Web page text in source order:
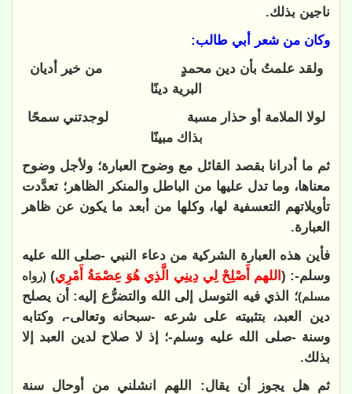
ناجين بذلك.
وكان من شعر أبي طالب:
ولقد علمتُ بأن دين محمدٍ من خير أديان
البرية دينًا
لولا الملامة أو حذار مسبة لوجدتني سمحًا
بذاك مبينًا
ثم ما أدرانا بقصد القائل مع وضوح العبارة؛ ولأجل وضوح
معناها، وما تدل عليها من الباطل والمنكر الظاهر؛ تعدَّدت
تأويلاتهم التعسفية لها، وكلها من أبعد ما يكون عن ظاهر
العبارة.
فأين هذه العبارة الشركية من دعاء النبي -صلى الله عليه
وسلم-: ( اللهم أَصْلِحْ لِي دِينِي الَّذِي هُوَ عِصْمَةُ أَمْرِي) (رواه
مسلم)؛ الذي فيه التوسل إلى الله والتضرُّع إليه: أن يصلح
دين العبد، بتثبيته على شرعه -سبحانه وتعالى-، وكتابه
وسنة -صلى الله عليه وسلم-؛ إذ لا صلاح لدين العبد إلا
بذلك.
ثم هل يجوز أن يقال: اللهم انشلني من أوحال سنة